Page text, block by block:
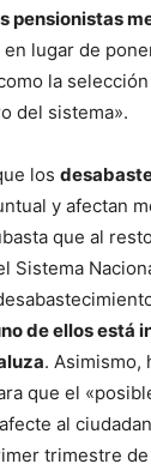
pensionistas
en lugar de
la
del sistema».
los
y afectan
que al
Sistema
de ellos está
. Asimismo,
que el
al
trimestre